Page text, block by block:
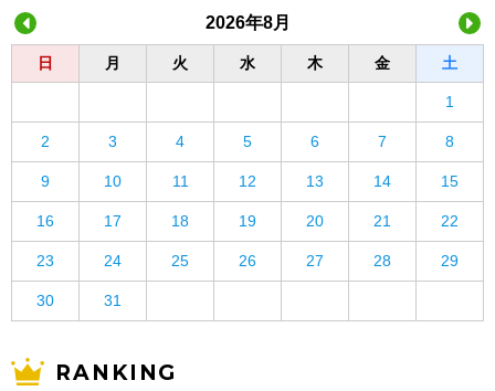
2026年8月
日 月 火 水 木 金 土
1
2 3 4 5 6 7 8
9 10 11 12 13 14 15
16 17 18 19 20 21 22
23 24 25 26 27 28 29
30 31
RANKING